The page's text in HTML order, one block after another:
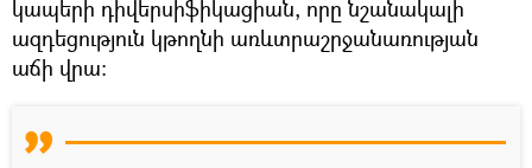
կապերի դիվերսիֆիկացիան, որը նշանակալի
ազդեցություն կթողնի առևտրաշրջանառության
աճի վրա։